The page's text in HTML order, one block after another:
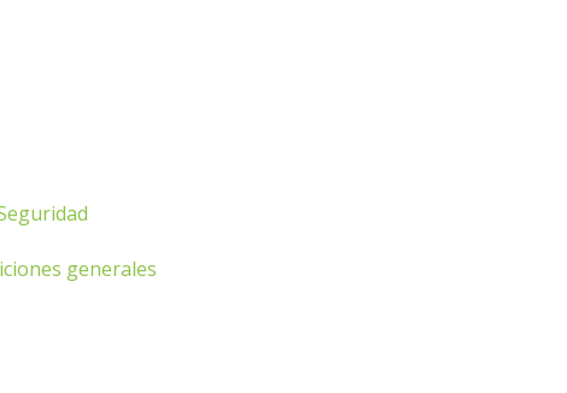
generales